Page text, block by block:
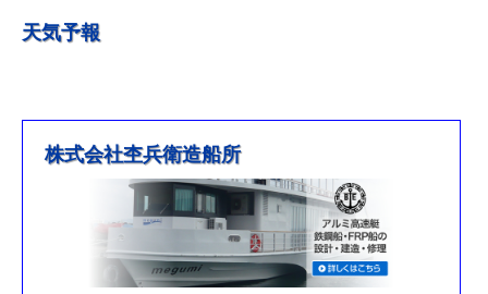
R5.3.25釣果情報更新しました。
R3/4/11釣果情報更新しました
R3/2/27果情報更新しました
R2/8/29果情報更新しました
営業時間を更新しました。
天気予報
株式会社杢兵衛造船所